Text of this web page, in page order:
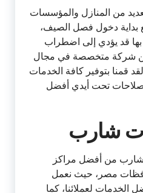
من المنازل والمؤسسات
بداية دخول فصل الصيف،
قد يؤدي إلى اضطراب
عن شركة متخصصة في مجال
قمنا بتوفير كافة الخدمات
تحت أيدي أفضل
شارب
شارب من أفضل مراكز
مصر، حيث نعمل
الخدمات لعملائنا، كما